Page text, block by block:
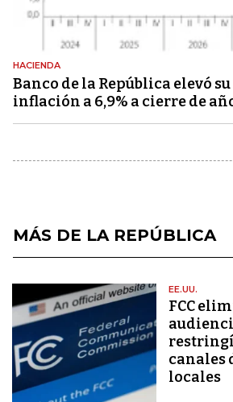
HACIENDA
Banco de la República elevó
inflación a 6,9% a cierre de
MÁS DE LA REPÚBLICA
EE.UU.
FCC
canales
locales